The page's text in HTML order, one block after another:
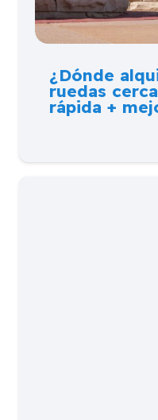
¿Dónde
ruedas
rápida +